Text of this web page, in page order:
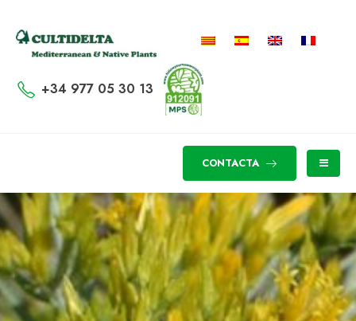
+34 977 05 30 13
CONTACTA